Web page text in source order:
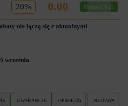
20% 0.00 Korzyść 0 zł.
nie łączą się z aktualnymi
września
GWARANCJE OPINIE (0) DOSTAWA